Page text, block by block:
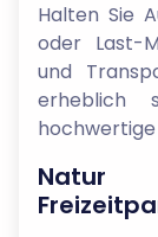
Halten Sie
oder Last-
und
erheblich
hochwertige
Natur